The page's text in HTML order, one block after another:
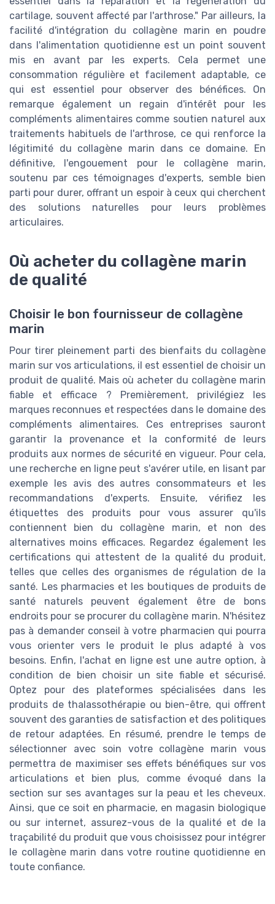
cartilage, souvent affecté par l'arthrose." Par ailleurs, la
facilité d'intégration du collagène marin en poudre
dans l'alimentation quotidienne est un point souvent
mis en avant par les experts. Cela permet une
consommation régulière et facilement adaptable, ce
qui est essentiel pour observer des bénéfices. On
remarque également un regain d'intérêt pour les
compléments alimentaires comme soutien naturel aux
traitements habituels de l'arthrose, ce qui renforce la
légitimité du collagène marin dans ce domaine. En
définitive, l'engouement pour le collagène marin,
soutenu par ces témoignages d'experts, semble bien
parti pour durer, offrant un espoir à ceux qui cherchent
des solutions naturelles pour leurs problèmes
articulaires.
Où acheter du collagène marin
de qualité
Choisir le bon fournisseur de collagène
marin
Pour tirer pleinement parti des bienfaits du collagène
marin sur vos articulations, il est essentiel de choisir un
produit de qualité. Mais où acheter du collagène marin
fiable et efficace ? Premièrement, privilégiez les
marques reconnues et respectées dans le domaine des
compléments alimentaires. Ces entreprises sauront
garantir la provenance et la conformité de leurs
produits aux normes de sécurité en vigueur. Pour cela,
une recherche en ligne peut s'avérer utile, en lisant par
exemple les avis des autres consommateurs et les
recommandations d'experts. Ensuite, vérifiez les
étiquettes des produits pour vous assurer qu'ils
contiennent bien du collagène marin, et non des
alternatives moins efficaces. Regardez également les
certifications qui attestent de la qualité du produit,
telles que celles des organismes de régulation de la
santé. Les pharmacies et les boutiques de produits de
santé naturels peuvent également être de bons
endroits pour se procurer du collagène marin. N'hésitez
pas à demander conseil à votre pharmacien qui pourra
vous orienter vers le produit le plus adapté à vos
besoins. Enfin, l'achat en ligne est une autre option, à
condition de bien choisir un site fiable et sécurisé.
Optez pour des plateformes spécialisées dans les
produits de thalassothérapie ou bien-être, qui offrent
souvent des garanties de satisfaction et des politiques
de retour adaptées. En résumé, prendre le temps de
sélectionner avec soin votre collagène marin vous
permettra de maximiser ses effets bénéfiques sur vos
articulations et bien plus, comme évoqué dans la
section sur ses avantages sur la peau et les cheveux.
Ainsi, que ce soit en pharmacie, en magasin biologique
ou sur internet, assurez-vous de la qualité et de la
traçabilité du produit que vous choisissez pour intégrer
le collagène marin dans votre routine quotidienne en
toute confiance.